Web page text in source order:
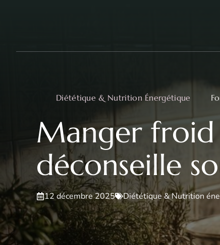
Diététique & Nutrition Énergétique
Manger
déconseille
12 décembre 2025 Diététique & Nutrition